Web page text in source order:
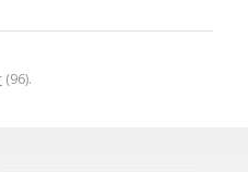
(96).